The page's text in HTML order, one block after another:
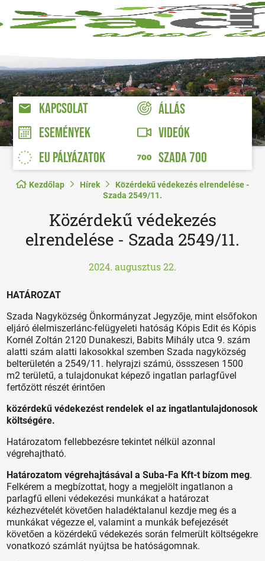
KAPCSOLAT
ÁLLÁS
ESEMÉNYEK
VIDEÓK
EU PÁLYÁZATOK
SZADA 700
Kezdőlap Hírek
Közérdekű védekezés elrendelése -
Szada 2549/11.
Közérdekű védekezés
elrendelése - Szada 2549/11.
2024. augusztus 22.
HATÁROZAT
Szada Nagyközség Önkormányzat Jegyzője, mint elsőfokon
eljáró élelmiszerlánc-felügyeleti hatóság Kópis Edit és Kópis
Kornél Zoltán 2120 Dunakeszi, Babits Mihály utca 9. szám
alatti szám alatti lakosokkal szemben Szada nagyközség
belterületén a 2549/11. helyrajzi számú, össszesen 1500
m2 területű, a tulajdonukat képező ingatlan parlagfűvel
fertőzött részét érintően
közérdekű védekezést rendelek el az ingatlantulajdonosok
költségére.
Határozatom fellebbezésre tekintet nélkül azonnal
végrehajtható.
Határozatom végrehajtásával a Suba-Fa Kft-t bízom meg.
Felkérem a megbízottat, hogy a megjelölt ingatlanon a
parlagfű elleni védekezési munkákat a határozat
kézhezvételét követően haladéktalanul kezdje meg és a
munkákat végezze el, valamint a munkák befejezését
követően a közérdekű védekezés során felmerült költségekre
vonatkozó számlát nyújtsa be hatóságomnak.